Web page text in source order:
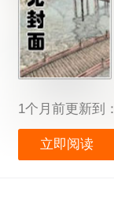
1个月前更新到：
立即阅读